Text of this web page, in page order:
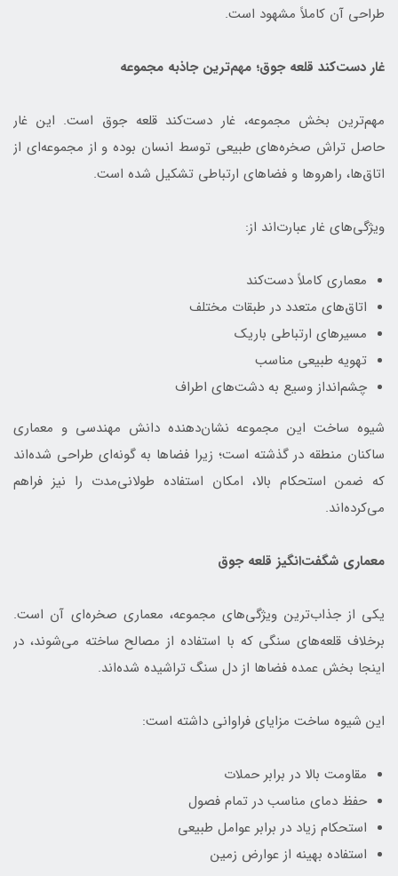
طراحی آن کاملاً مشهود است.
غار دست‌کند قلعه جوق؛ مهم‌ترین جاذبه مجموعه
مهم‌ترین بخش مجموعه، غار دست‌کند قلعه جوق است. این غار
حاصل تراش صخره‌های طبیعی توسط انسان بوده و از مجموعه‌ای از
اتاق‌ها، راهروها و فضاهای ارتباطی تشکیل شده است.
ویژگی‌های غار عبارت‌اند از:
معماری کاملاً دست‌کند
اتاق‌های متعدد در طبقات مختلف
مسیرهای ارتباطی باریک
تهویه طبیعی مناسب
چشم‌انداز وسیع به دشت‌های اطراف
شیوه ساخت این مجموعه نشان‌دهنده دانش مهندسی و معماری
ساکنان منطقه در گذشته است؛ زیرا فضاها به گونه‌ای طراحی شده‌اند
که ضمن استحکام بالا، امکان استفاده طولانی‌مدت را نیز فراهم
می‌کرده‌اند.
معماری شگفت‌انگیز قلعه جوق
یکی از جذاب‌ترین ویژگی‌های مجموعه، معماری صخره‌ای آن است.
برخلاف قلعه‌های سنگی که با استفاده از مصالح ساخته می‌شوند، در
اینجا بخش عمده فضاها از دل سنگ تراشیده شده‌اند.
این شیوه ساخت مزایای فراوانی داشته است:
مقاومت بالا در برابر حملات
حفظ دمای مناسب در تمام فصول
استحکام زیاد در برابر عوامل طبیعی
استفاده بهینه از عوارض زمین